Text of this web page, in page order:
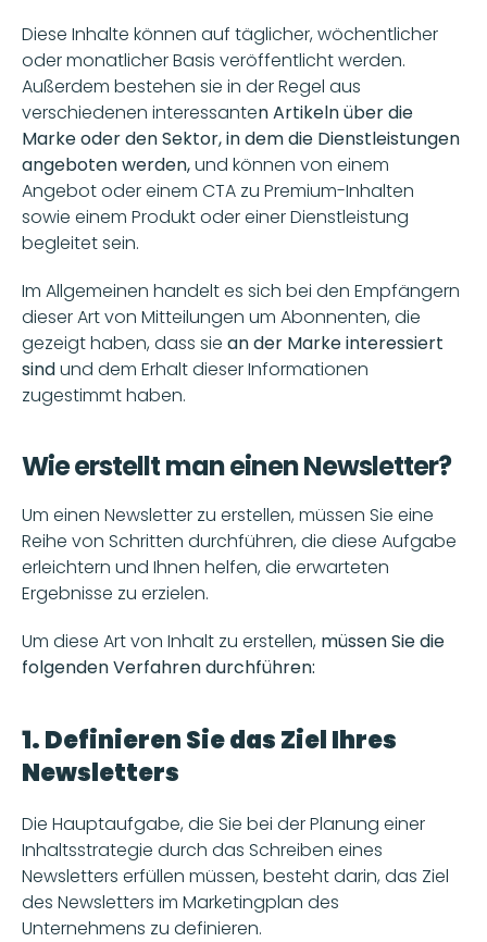
Diese Inhalte können auf täglicher, wöchentlicher
oder monatlicher Basis veröffentlicht werden.
Außerdem bestehen sie in der Regel aus
verschiedenen interessanten Artikeln über die
Marke oder den Sektor, in dem die Dienstleistungen
angeboten werden, und können von einem
Angebot oder einem CTA zu Premium-Inhalten
sowie einem Produkt oder einer Dienstleistung
begleitet sein.
Im Allgemeinen handelt es sich bei den Empfängern
dieser Art von Mitteilungen um Abonnenten, die
gezeigt haben, dass sie an der Marke interessiert
sind und dem Erhalt dieser Informationen
zugestimmt haben.
Wie erstellt man einen Newsletter?
Um einen Newsletter zu erstellen, müssen Sie eine
Reihe von Schritten durchführen, die diese Aufgabe
erleichtern und Ihnen helfen, die erwarteten
Ergebnisse zu erzielen.
Um diese Art von Inhalt zu erstellen, müssen Sie die
folgenden Verfahren durchführen:
1. Definieren Sie das Ziel Ihres
Newsletters
Die Hauptaufgabe, die Sie bei der Planung einer
Inhaltsstrategie durch das Schreiben eines
Newsletters erfüllen müssen, besteht darin, das Ziel
des Newsletters im Marketingplan des
Unternehmens zu definieren.